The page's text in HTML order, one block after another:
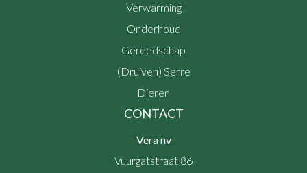
Verwarming
Onderhoud
Gereedschap
(Druiven) Serre
Dieren
CONTACT
Vera nv
Vuurgatstraat 86